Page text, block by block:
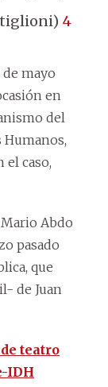
4
mayo
en
del
el caso,
Abdo
pasado
que
de Juan
teatro
IDH